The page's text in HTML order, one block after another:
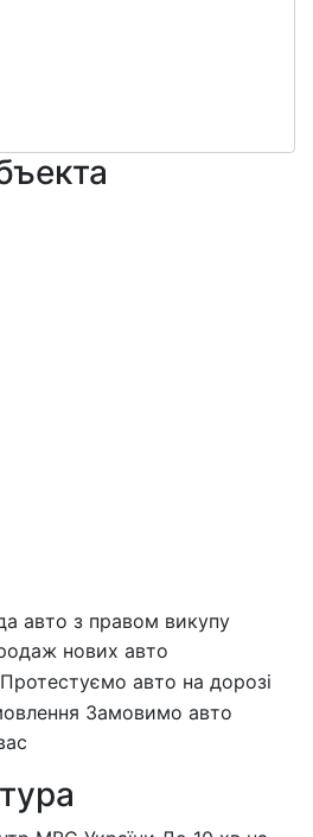
авто з правом викупу
нових авто
Протестуємо авто на дорозі
Замовимо авто